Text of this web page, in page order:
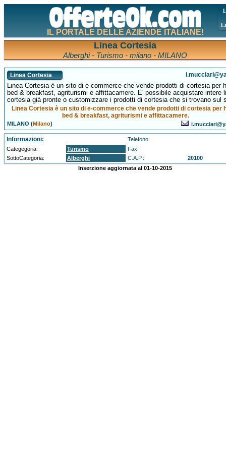
IL PORTALE DELLE AZIENDE ITALIANE!
Linea Cortesia
Alberghi - Turismo - milano - MILANO
Linea Cortesia
Linea Cortesia è un sito di e-commerce che vende prodotti di cortesia per
bed & breakfast, agriturismi e affittacamere. E' possibile acquistare intere
cortesia già pronte o customizzare i prodotti di cortesia che si trovano sul
Linea Cortesia è un sito di e-commerce che vende prodotti di cortesia per
bed & breakfast, agriturismi e affittacamere.
MILANO (Milano)
Informazioni:
Telefono:
Categegoria:
Turismo
Fax:
SottoCategoria:
Alberghi C.A.P.:
20100
Inserzione aggiornata al 01-10-2015